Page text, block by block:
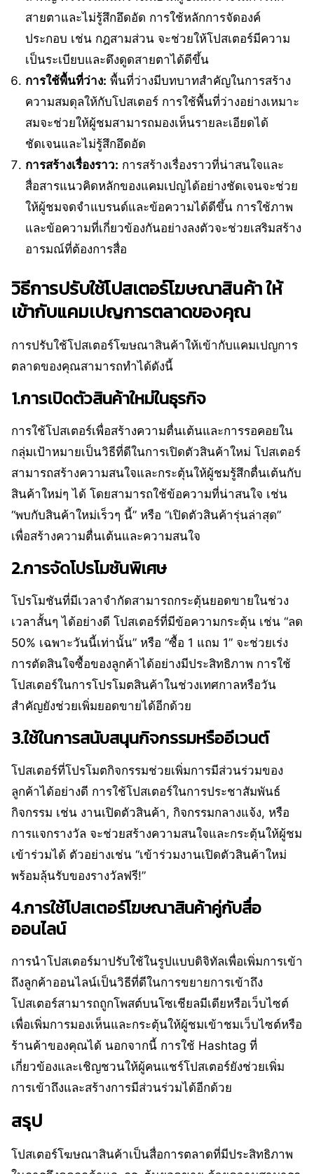
สายตาและไม่รู้สึกอึดอัด การใช้หลักการจัดองค์
ประกอบ เช่น กฎสามส่วน จะช่วยให้โปสเตอร์มีความ
เป็นระเบียบและดึงดูดสายตาได้ดีขึ้น
การใช้พื้นที่ว่าง: พื้นที่ว่างมีบทบาทสำคัญในการสร้าง
ความสมดุลให้กับโปสเตอร์ การใช้พื้นที่ว่างอย่างเหมาะ
สมจะช่วยให้ผู้ชมสามารถมองเห็นรายละเอียดได้
ชัดเจนและไม่รู้สึกอึดอัด
การสร้างเรื่องราว: การสร้างเรื่องราวที่น่าสนใจและ
สื่อสารแนวคิดหลักของแคมเปญได้อย่างชัดเจนจะช่วย
ให้ผู้ชมจดจำแบรนด์และข้อความได้ดีขึ้น การใช้ภาพ
และข้อความที่เกี่ยวข้องกันอย่างลงตัวจะช่วยเสริมสร้าง
อารมณ์ที่ต้องการสื่อ
วิธีการปรับใช้โปสเตอร์โฆษณาสินค้า ให้
เข้ากับแคมเปญการตลาดของคุณ
การปรับใช้โปสเตอร์โฆษณาสินค้าให้เข้ากับแคมเปญการ
ตลาดของคุณสามารถทำได้ดังนี้
1.การเปิดตัวสินค้าใหม่ในธุรกิจ
การใช้โปสเตอร์เพื่อสร้างความตื่นเต้นและการรอคอยใน
กลุ่มเป้าหมายเป็นวิธีที่ดีในการเปิดตัวสินค้าใหม่ โปสเตอร์
สามารถสร้างความสนใจและกระตุ้นให้ผู้ชมรู้สึกตื่นเต้นกับ
สินค้าใหม่ๆ ได้ โดยสามารถใช้ข้อความที่น่าสนใจ เช่น
“พบกับสินค้าใหม่เร็วๆ นี้” หรือ “เปิดตัวสินค้ารุ่นล่าสุด”
เพื่อสร้างความตื่นเต้นและความสนใจ
2.การจัดโปรโมชันพิเศษ
โปรโมชันที่มีเวลาจำกัดสามารถกระตุ้นยอดขายในช่วง
เวลาสั้นๆ ได้อย่างดี โปสเตอร์ที่มีข้อความกระตุ้น เช่น “ลด
50% เฉพาะวันนี้เท่านั้น” หรือ “ซื้อ 1 แถม 1” จะช่วยเร่ง
การตัดสินใจซื้อของลูกค้าได้อย่างมีประสิทธิภาพ การใช้
โปสเตอร์ในการโปรโมตสินค้าในช่วงเทศกาลหรือวัน
สำคัญยังช่วยเพิ่มยอดขายได้อีกด้วย
3.ใช้ในการสนับสนุนกิจกรรมหรืออีเวนต์
โปสเตอร์ที่โปรโมตกิจกรรมช่วยเพิ่มการมีส่วนร่วมของ
ลูกค้าได้อย่างดี การใช้โปสเตอร์ในการประชาสัมพันธ์
กิจกรรม เช่น งานเปิดตัวสินค้า, กิจกรรมกลางแจ้ง, หรือ
การแจกรางวัล จะช่วยสร้างความสนใจและกระตุ้นให้ผู้ชม
เข้าร่วมได้ ตัวอย่างเช่น “เข้าร่วมงานเปิดตัวสินค้าใหม่
พร้อมลุ้นรับของรางวัลฟรี!”
4.การใช้โปสเตอร์โฆษณาสินค้าคู่กับสื่อ
ออนไลน์
การนำโปสเตอร์มาปรับใช้ในรูปแบบดิจิทัลเพื่อเพิ่มการเข้า
ถึงลูกค้าออนไลน์เป็นวิธีที่ดีในการขยายการเข้าถึง
โปสเตอร์สามารถถูกโพสต์บนโซเชียลมีเดียหรือเว็บไซต์
เพื่อเพิ่มการมองเห็นและกระตุ้นให้ผู้ชมเข้าชมเว็บไซต์หรือ
ร้านค้าของคุณได้ นอกจากนี้ การใช้ Hashtag ที่
เกี่ยวข้องและเชิญชวนให้ผู้คนแชร์โปสเตอร์ยังช่วยเพิ่ม
การเข้าถึงและสร้างการมีส่วนร่วมได้อีกด้วย
สรุป
โปสเตอร์โฆษณาสินค้าเป็นสื่อการตลาดที่มีประสิทธิภาพ